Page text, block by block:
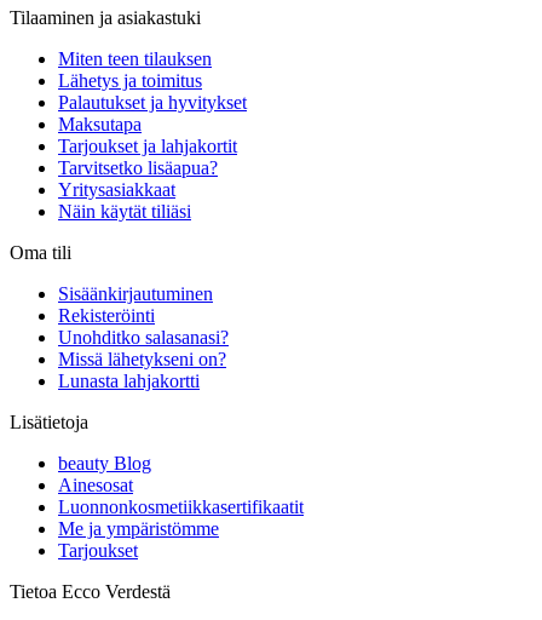
Tilaaminen ja asiakastuki
Miten teen tilauksen
Lähetys ja toimitus
Palautukset ja hyvitykset
Maksutapa
Tarjoukset ja lahjakortit
Tarvitsetko lisäapua?
Yritysasiakkaat
Näin käytät tiliäsi
Oma tili
Sisäänkirjautuminen
Rekisteröinti
Unohditko salasanasi?
Missä lähetykseni on?
Lunasta lahjakortti
Lisätietoja
beauty Blog
Ainesosat
Luonnonkosmetiikkasertifikaatit
Me ja ympäristömme
Tarjoukset
Tietoa Ecco Verdestä